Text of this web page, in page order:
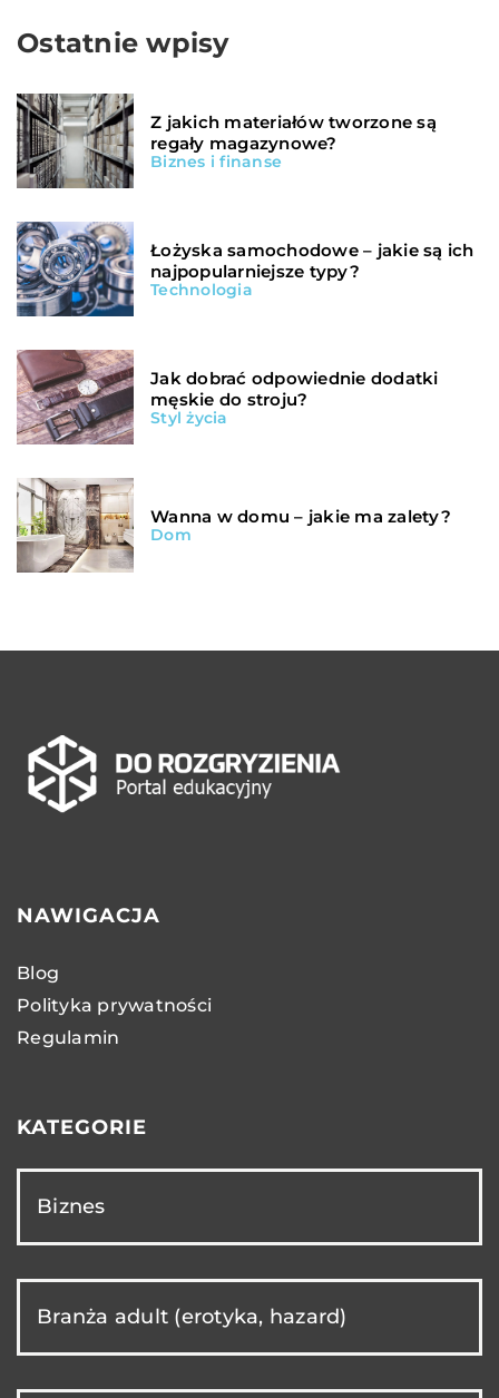
Ostatnie wpisy
Z jakich materiałów tworzone są
regały magazynowe?
Biznes i finanse
Łożyska samochodowe – jakie są ich
najpopularniejsze typy?
Technologia
Jak dobrać odpowiednie dodatki
męskie do stroju?
Styl życia
Wanna w domu – jakie ma zalety?
Dom
NAWIGACJA
Blog
Polityka prywatności
Regulamin
KATEGORIE
Biznes
Branża adult (erotyka, hazard)